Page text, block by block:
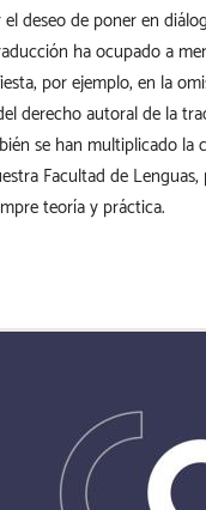
deseo de poner en
ha ocupado a
por ejemplo, en la
derecho autoral de la
se han multiplicado la
Facultad de
teoría y práctica.